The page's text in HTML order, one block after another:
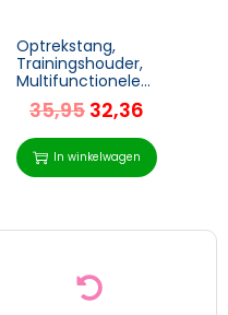
Optrekstang,
Trainingshouder,
Multifunctionele
Deurstang, Staal,
Schuim, PE, Zwart+grijs,
92x40x17 Cm
35,95 32,36
In winkelwagen